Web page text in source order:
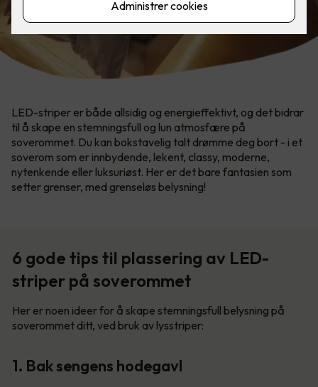
LED-striper er både allsidig og energieffektivt, og det bidrar
til å skape en stemningsfull og lun atmosfære på
soverommet. Du kan bokstavelig talt drømme deg bort - i et
soverom som er innbydende, lekent, classy, moderne,
nytenkende eller luksuriøst. Her er det bare fantasien som
setter grenser, med grenseløs belysning!
6 gode tips til plassering av LED-
striper på soverommet
Her er noen ideer for å skape stemningsfull belysning på
soverommet ditt, ved bruk av lysstriper:
1. Bak sengens hodegavl